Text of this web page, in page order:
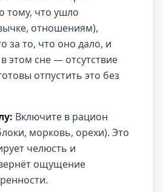
тому, что ушло
отношениям),
за то, что оно дало, и
этом сне — отсутствие
отпустить это без
Включите в рацион
морковь, орехи). Это
челюсть и
ощущение